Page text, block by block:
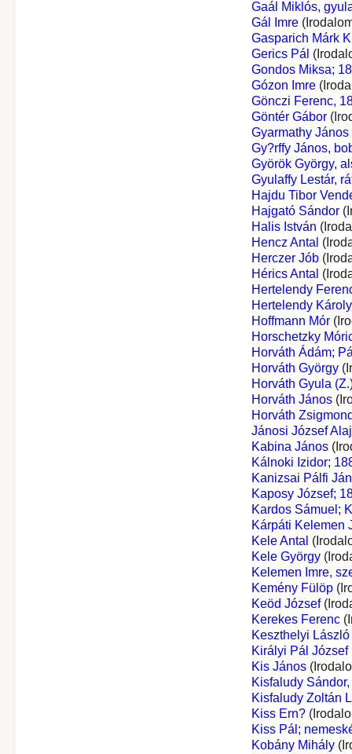
Gaál Miklós,
Gál Imre
Gasparich Márk
Gerics Pál
Gondos Miksa;
Gózon Imre
Gönczi Ferenc,
Göntér Gábor
Gyarmathy János
Gy?rffy János,
Györök György,
Gyulaffy Lestár,
Hajdu Tibor
Hajgató Sándor
Halis István
Hencz Antal
Herczer Jób
Hérics Antal
Hertelendy
Hertelendy
Hoffmann Mór
Horschetzky
Horváth Ádám;
Horváth György
Horváth Gyula
Horváth János
Horváth
Jánosi József
Kabina János
Kálnoki Izidor;
Kanizsai Pálfi
Kaposy József;
Kardos Sámuel;
Kárpáti Kelemen
Kele Antal
Kele György
Kelemen Imre,
Kemény Fülöp
Keöd József
Kerekes Ferenc
Keszthelyi László
Királyi Pál József
Kis János
Kisfaludy
Kisfaludy Zoltán
Kiss Ern?
Kiss Pál;
Kobány Mihály